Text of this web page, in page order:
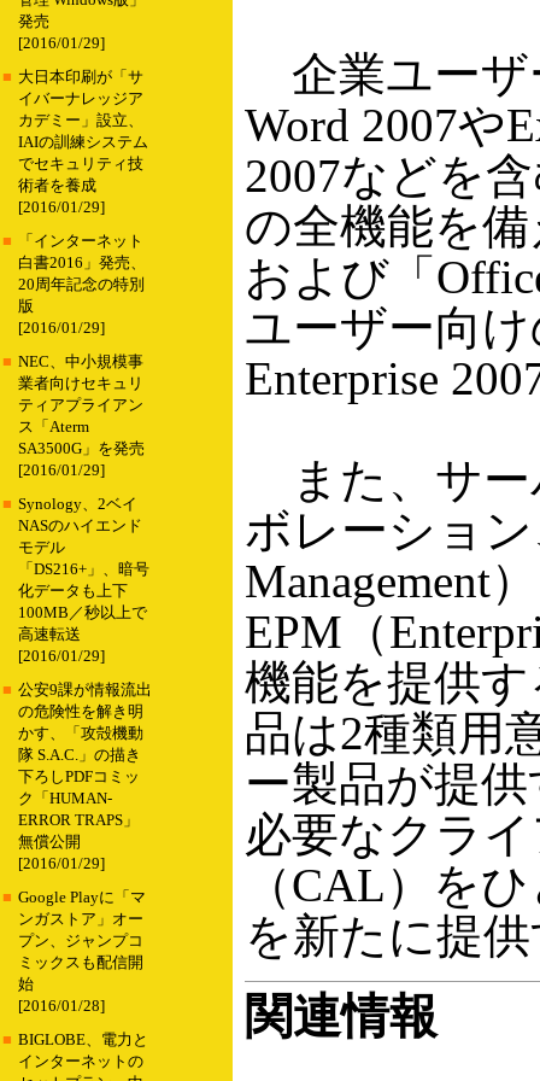
発売
[2016/01/29]
■ 大日本印刷が「サ
イバーナレッジア
カデミー」設立、
IAIの訓練システム
でセキュリティ技
術者を養成
[2016/01/29]
■
「インターネット
白書2016」発売、
20周年記念の特別
版
[2016/01/29]
■ NEC、中小規模事
業者向けセキュリ
ティアプライアン
ス「Aterm
SA3500G」を発売
[2016/01/29]
■ Synology、2ベイ
NASのハイエンド
モデル
「DS216+」、暗号
化データも上下
100MB／秒以上で
高速転送
[2016/01/29]
■ 公安9課が情報流出
の危険性を解き明
かす、「攻殻機動
隊 S.A.C.」の描き
下ろしPDFコミッ
ク「HUMAN-
ERROR TRAPS」
無償公開
[2016/01/29]
■ Google Playに「マ
ンガストア」オー
プン、ジャンプコ
ミックスも配信開
始
[2016/01/28]
■ BIGLOBE、電力と
インターネットの
企業ユーザ
Word 2007や
2007などを含
の全機能を備
および「
ユーザー向け
Enterprise
また、サー
ボレーション
Management
EPM（
機能を提供
品は2種類用
ー製品が提
必要なクラ
（CAL）を
を新たに提
関連情報